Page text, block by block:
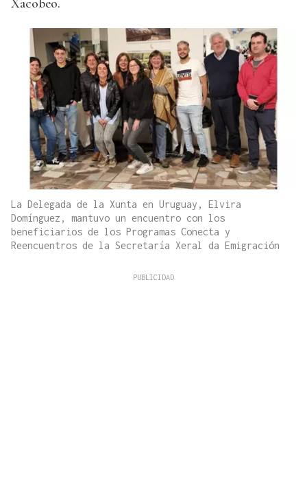
Xacobeo.
La Delegada de la Xunta en Uruguay, Elvira
Domínguez, mantuvo un encuentro con los
beneficiarios de los Programas Conecta y
Reencuentros de la Secretaría Xeral da Emigración